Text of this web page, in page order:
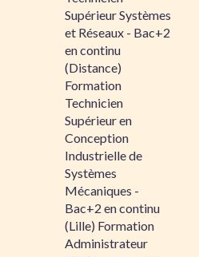
Supérieur Systèmes
et Réseaux - Bac+2
en continu
(Distance)
Formation
Technicien
Supérieur en
Conception
Industrielle de
Systèmes
Mécaniques -
Bac+2 en continu
(Lille) Formation
Administrateur